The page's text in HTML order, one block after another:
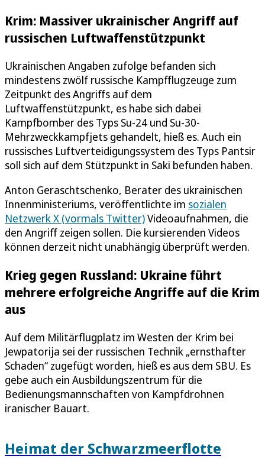
Krim: Massiver ukrainischer Angriff auf
russischen Luftwaffenstützpunkt
Ukrainischen Angaben zufolge befanden sich
mindestens zwölf russische Kampfflugzeuge zum
Zeitpunkt des Angriffs auf dem
Luftwaffenstützpunkt, es habe sich dabei
Kampfbomber des Typs Su-24 und Su-30-
Mehrzweckkampfjets gehandelt, hieß es. Auch ein
russisches Luftverteidigungssystem des Typs Pantsir
soll sich auf dem Stützpunkt in Saki befunden haben.
Anton Geraschtschenko, Berater des ukrainischen
Innenministeriums, veröffentlichte im sozialen
Netzwerk X (vormals Twitter)Videoaufnahmen, die
den Angriff zeigen sollen. Die kursierenden Videos
können derzeit nicht unabhängig überprüft werden.
Krieg gegen Russland: Ukraine führt
mehrere erfolgreiche Angriffe auf die Krim
aus
Auf dem Militärflugplatz im Westen der Krim bei
Jewpatorija sei der russischen Technik „ernsthafter
Schaden“ zugefügt worden, hieß es aus dem SBU. Es
gebe auch ein Ausbildungszentrum für die
Bedienungsmannschaften von Kampfdrohnen
iranischer Bauart.
Heimat der Schwarzmeerflotte